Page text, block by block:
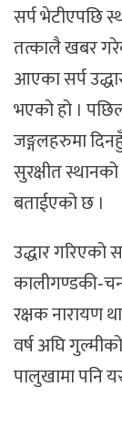
सर्प भेटीएपछि
तत्कालै खबर
आएका सर्प
भएको हो ।
जङ्गलहरुमा
सुरक्षीत
बताईएको छ ।
उद्धार गरिएको
रक्षक नारायण
वर्ष अघि
पालुखामा पनि